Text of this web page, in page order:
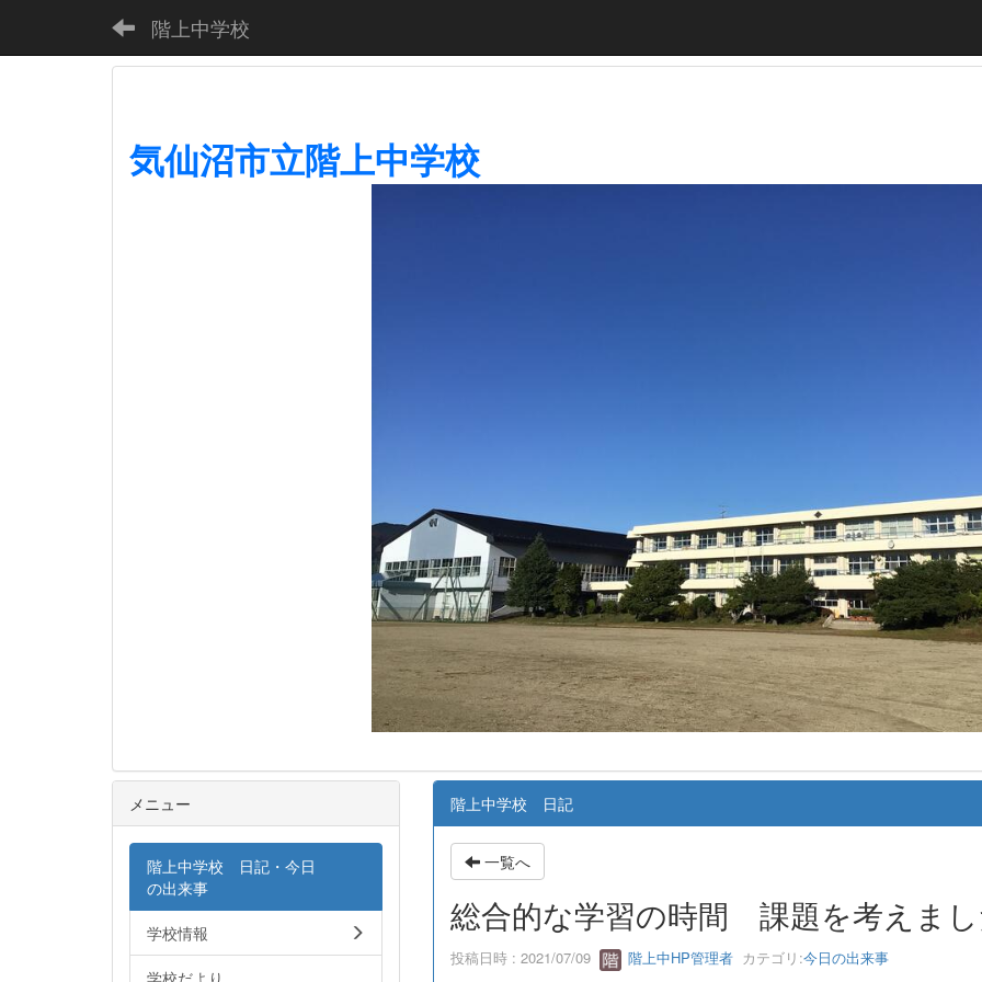
階上中学校
気仙沼市立階上中学校
階上中学校 日記
一覧へ
総合的な学習の時間 課題を考えま
投稿日時 : 2021/07/09 階上中HP管理者カテゴリ:今日の出来事
メニュー
階上中学校 日記・今日
の出来事
学校情報